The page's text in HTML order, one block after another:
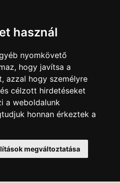
használ
nyomkövető
hogy javítsa a
azzal hogy személyre
célzott hirdetéseket
a weboldalunk
honnan érkeztek a
megváltoztatása